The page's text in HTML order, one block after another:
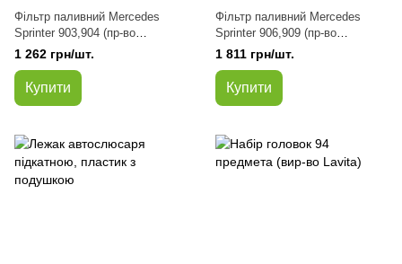
Фільтр паливний Mercedes
Sprinter 903,904 (пр-во
Mercedes Benz)
1 262 грн/шт.
Купити
Фільтр паливний Mercedes
Sprinter 906,909 (пр-во
Mercedes Benz)
1 811 грн/шт.
Купити